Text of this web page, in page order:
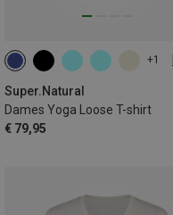
+1
Super.Natural
Dames Yoga Loose T-shirt
€ 79,95
XS S M XL